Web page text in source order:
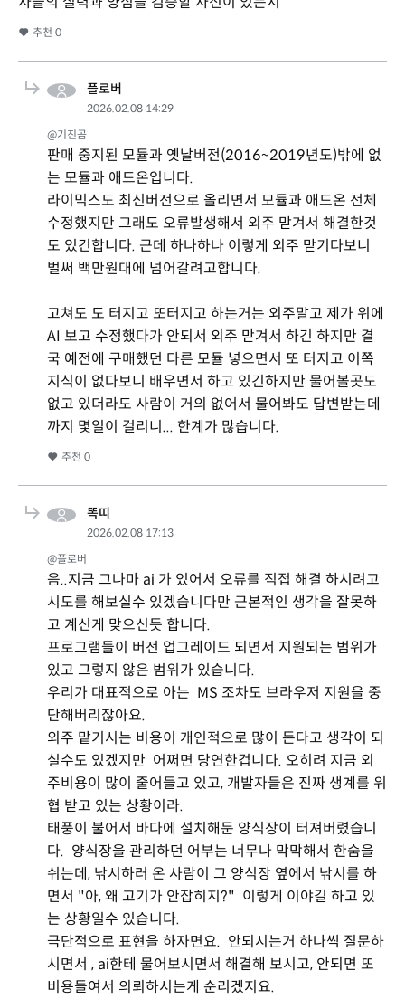
추천 0
플로버
2026.02.08 14:29
@기진곰
판매 중지된 모듈과 옛날버전(2016~2019년도)밖에 없
는 모듈과 애드온입니다.
라이믹스도 최신버전으로 올리면서 모듈과 애드온 전체
수정했지만 그래도 오류발생해서 외주 맏겨서 해결한것
도 있긴합니다. 근데 하나하나 이렇게 외주 맏기다보니
벌써 백만원대에 넘어갈려고합니다.
고쳐도 도 터지고 또터지고 하는거는 외주말고 제가 위에
AI 보고 수정했다가 안되서 외주 맏겨서 하긴 하지만 결
국 예전에 구매했던 다른 모듈 넣으면서 또 터지고 이쪽
지식이 없다보니 배우면서 하고 있긴하지만 물어볼곳도
없고 있더라도 사람이 거의 없어서 물어봐도 답변받는데
까지 몇일이 걸리니... 한계가 많습니다.
추천 0
똑띠
2026.02.08 17:13
@플로버
음..지금 그나마 ai 가 있어서 오류를 직접 해결 하시려고
시도를 해보실수 있겠습니다만 근본적인 생각을 잘못하
고 계신게 맞으신듯 합니다.
프로그램들이 버전 업그레이드 되면서 지원되는 범위가
있고 그렇지 않은 범위가 있습니다.
우리가 대표적으로 아는 MS 조차도 브라우저 지원을 중
단해버리잖아요.
외주 맡기시는 비용이 개인적으로 많이 든다고 생각이 되
실수도 있겠지만 어쩌면 당연한겁니다. 오히려 지금 외
주비용이 많이 줄어들고 있고, 개발자들은 진짜 생계를 위
협 받고 있는 상황이라.
태풍이 불어서 바다에 설치해둔 양식장이 터져버렸습니
다. 양식장을 관리하던 어부는 너무나 막막해서 한숨을
쉬는데, 낚시하러 온 사람이 그 양식장 옆에서 낚시를 하
면서 "아, 왜 고기가 안잡히지?" 이렇게 이야길 하고 있
는 상황일수 있습니다.
극단적으로 표현을 하자면요. 안되시는거 하나씩 질문하
시면서 , ai한테 물어보시면서 해결해 보시고, 안되면 또
비용들여서 의뢰하시는게 순리겠지요.